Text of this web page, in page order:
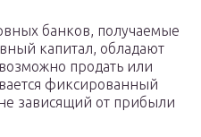
банков, получаемые
капитал, обладают
продать или
фиксированный
зависящий от прибыли